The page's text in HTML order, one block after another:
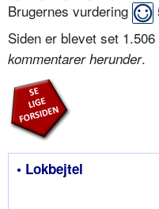
Brugernes vurdering
Siden er blevet set 1.506
kommentarer herunder.
• Lokbejtel